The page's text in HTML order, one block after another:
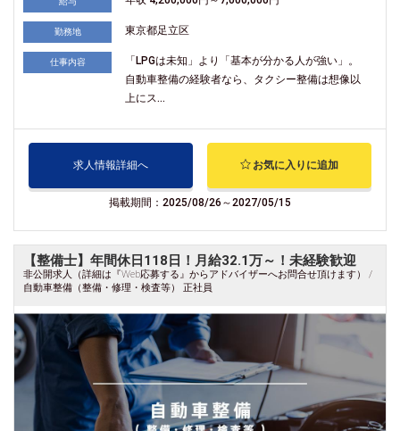
勤務地 東京都足立区
仕事内容
「LPGは未知」より「基本が分かる人が強い」。
自動車整備の経験者なら、タクシー整備は想像以
上にス...
求人情報詳細へ お気に入りに追加
掲載期間：2025/08/26～2027/05/15
【整備士】年間休日118日！月給32.1万～！未経験歓迎
非公開求人（詳細は『Web応募する』からアドバイザーへお問合せ頂けます） /
自動車整備（整備・修理・検査等） 正社員